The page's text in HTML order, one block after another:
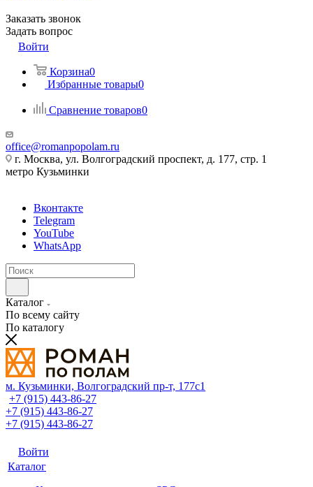
Заказать звонок
Задать вопрос
Войти
Корзина0
Избранные товары0
Сравнение товаров0
office@romanpopolam.ru
г. Москва, ул. Волгоградский проспект, д. 177, стр. 1
метро Кузьминки
Вконтакте
Telegram
YouTube
WhatsApp
Каталог
По всему сайту
По каталогу
м. Кузьминки, Волгоградский пр‑т, 177с1
+7 (915) 443-86-27
+7 (915) 443-86-27
+7 (915) 443-86-27
Войти
Каталог